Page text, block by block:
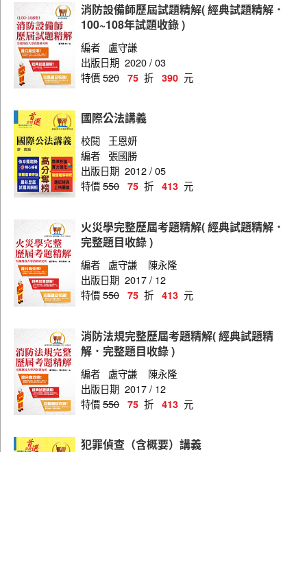
消防設備師歷屆試題精解( 經典試題精解．
100~108年試題收錄 )
編者
盧守謙
出版日期 2020 / 03
特價520 75 折 390 元
國際公法講義
校閱
王恩妍
編者 張國勝
出版日期 2012 / 05
特價550 75 折 413 元
火災學完整歷屆考題精解( 經典試題精解．
完整題目收錄 )
編者 盧守謙
陳永隆
出版日期 2017 / 12
特價550 75 折 413 元
消防法規完整歷屆考題精解( 經典試題精
解．完整題目收錄 )
編者 盧守謙
陳永隆
出版日期 2017 / 12
特價550 75 折 413 元
犯罪偵查（含概要）講義